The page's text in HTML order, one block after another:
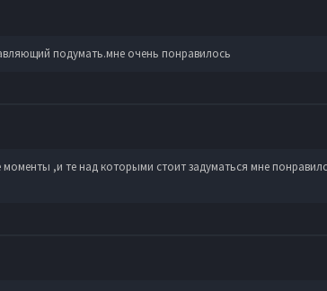
подумать.мне очень понравилось
,и те над которыми стоит задуматься мне